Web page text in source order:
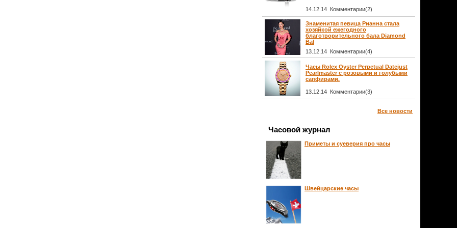
14.12.14 Комментарии(2)
Знаменитая певица Рианна стала
хозяйкой ежегодного
благотворительного бала Diamond
Bal
13.12.14 Комментарии(4)
Часы Rolex Oyster Perpetual Datejust
Pearlmaster с розовыми и голубыми
сапфирами.
13.12.14 Комментарии(3)
Все новости
Часовой журнал
Приметы и суеверия про часы
Швейцарские часы